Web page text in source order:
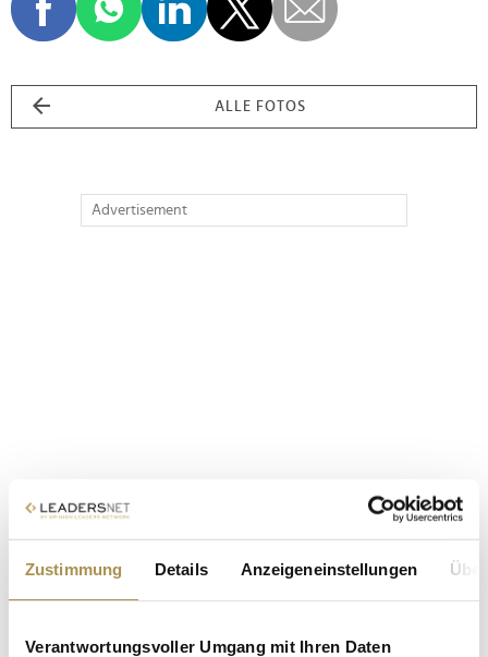
Zustimmung Details Anzeigeneinstellungen
Verantwortungsvoller Umgang mit Ihren Daten
ALLE FOTOS
Advertisement